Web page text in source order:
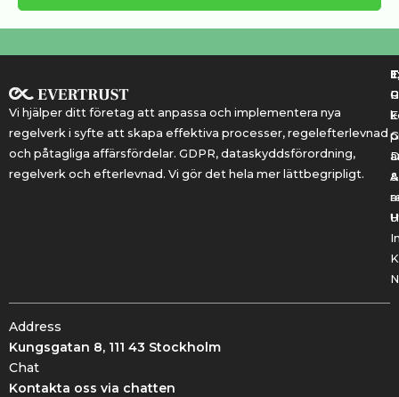
Vi hjälper ditt företag att anpassa och implementera nya
regelverk i syfte att skapa effektiva processer, regelefterlevnad
och påtagliga affärsfördelar. GDPR, dataskyddsförordning,
regelverk och efterlevnad. Vi gör det hela mer lättbegripligt.
&
Address
Kungsgatan 8, 111 43 Stockholm
Chat
Kontakta oss via chatten